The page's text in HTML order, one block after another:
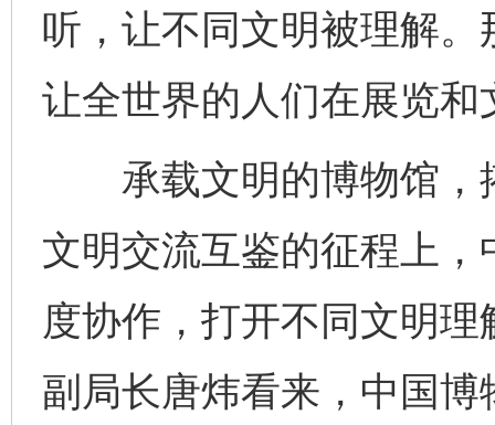
听，让不同文明被理解
让全世界的人们在展览和
承载文明的博物馆，
文明交流互鉴的征程上
度协作，打开不同文明
副局长唐炜看来，中国